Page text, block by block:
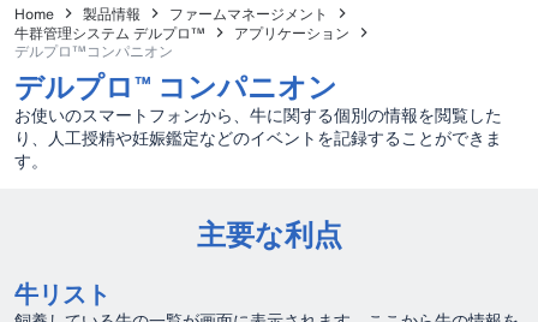
Home 製品情報
ファームマネージメント
牛群管理システム デルプロ™
アプリケーション
デルプロ™コンパニオン
デルプロ™ コンパニオン
お使いのスマートフォンから、牛に関する個別の情報を閲覧した
り、人工授精や妊娠鑑定などのイベントを記録することができま
す。
主要な利点
牛リスト